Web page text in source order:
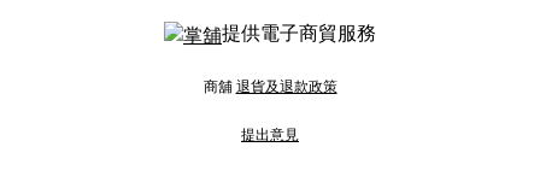
提供電子商貿服務
商舖 退貨及退款政策
提出意見